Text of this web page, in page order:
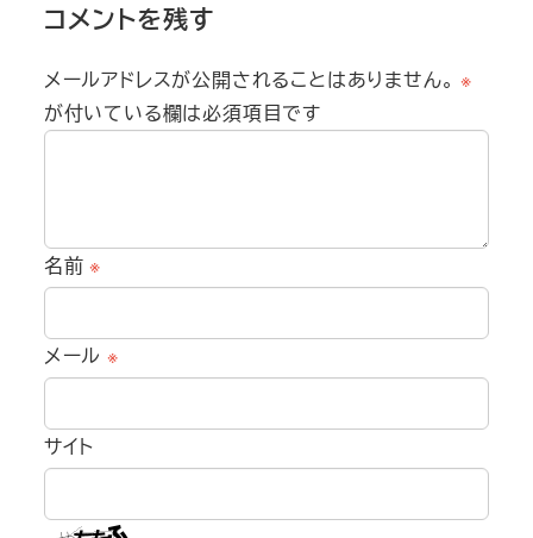
コメントを残す
メールアドレスが公開されることはありません。 ※
が付いている欄は必須項目です
名前※
メール ※
サイト